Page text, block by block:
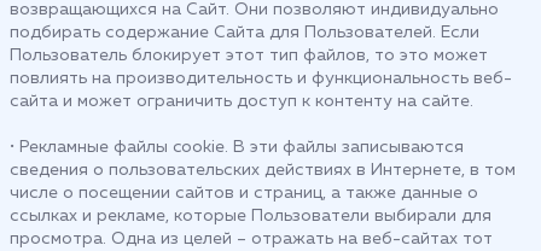
возвращающихся на Сайт. Они позволяют индивидуально
подбирать содержание Сайта для Пользователей. Если
Пользователь блокирует этот тип файлов, то это может
повлиять на производительность и функциональность веб-
сайта и может ограничить доступ к контенту на сайте.
• Рекламные файлы cookie. В эти файлы записываются
сведения о пользовательских действиях в Интернете, в том
числе о посещении сайтов и страниц, а также данные о
ссылках и рекламе, которые Пользователи выбирали для
просмотра. Одна из целей – отражать на веб-сайтах тот